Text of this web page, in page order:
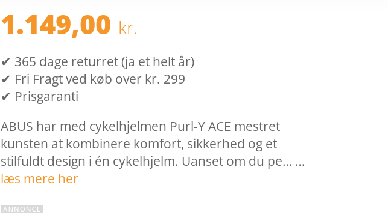
1.149,00 kr.
✔ 365 dage returret (ja et helt år)
✔ Fri Fragt ved køb over kr. 299
✔ Prisgaranti
ABUS har med cykelhjelmen Purl-Y ACE mestret
kunsten at kombinere komfort, sikkerhed og et
stilfuldt design i én cykelhjelm. Uanset om du pe… …
læs mere her